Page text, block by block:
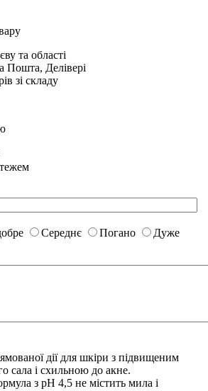
та області
Пошта, Делівері
зі складу
Середнє Погано
Дуже
дії для шкіри з підвищеним
сала і схильною до акне.
з pH 4,5 не містить мила і